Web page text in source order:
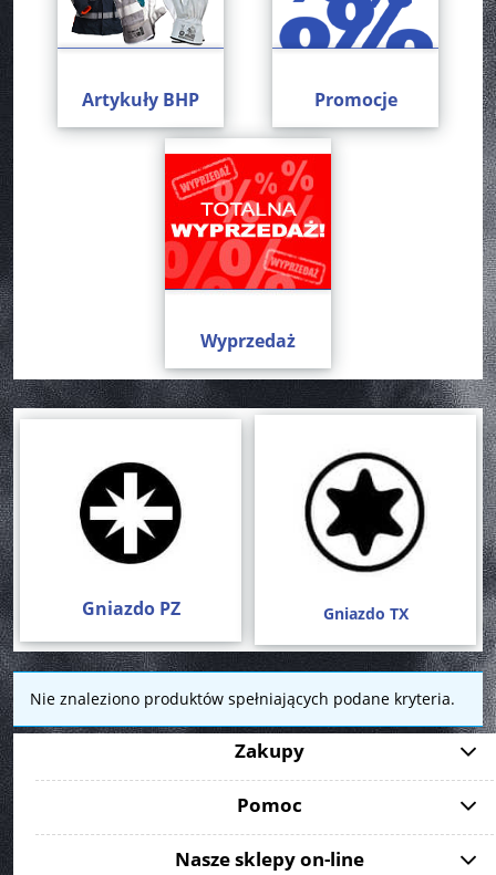
Artykuły BHP Promocje
Wyprzedaż
Gniazdo PZ Gniazdo TX
Nie znaleziono produktów spełniających podane kryteria.
Zakupy
Pomoc
Nasze sklepy on-line